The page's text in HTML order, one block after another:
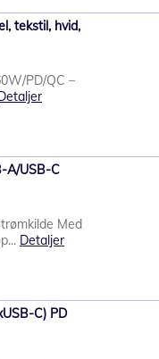
tekstil, hvid,
PD/QC –
A/USB-C
Med
Detaljer
C) PD